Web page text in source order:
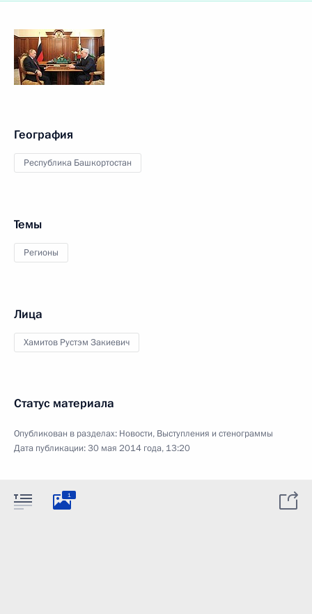
География
Республика Башкортостан
Темы
Регионы
Лица
Хамитов Рустэм Закиевич
Статус материала
Опубликован в разделах: Новости, Выступления и стенограммы
Дата публикации:30 мая 2014 года, 13:20
1